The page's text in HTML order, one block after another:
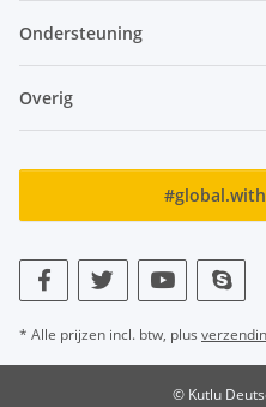
Ondersteuning
Overig
* Alle prijzen incl. btw, plus
© Kutlu